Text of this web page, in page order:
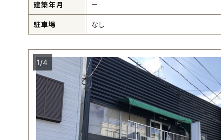
建築年月 －
駐車場 なし
1/4